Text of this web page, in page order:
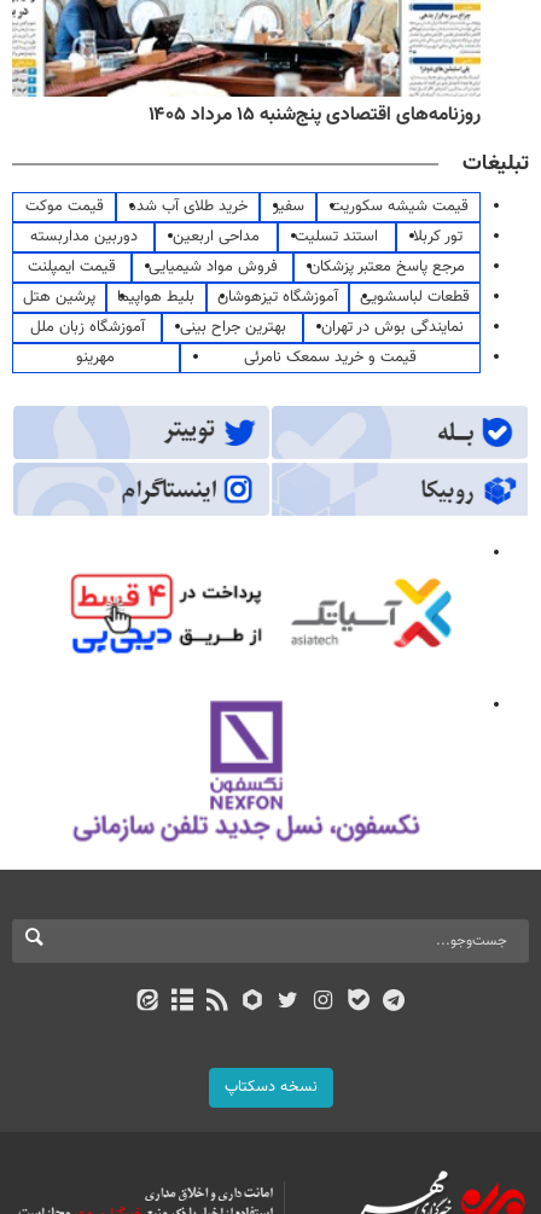
روزنامه‌های اقتصادی پنج‌شنبه ۱۵ مرداد ۱۴۰۵
تبلیغات
قیمت شیشه سکوریت سفیر خرید طلای آب شده
قیمت موکت
تور کربلا
استند تسلیت مداحی اربعین
دوربین مداربسته
مرجع پاسخ معتبر پزشکان
فروش مواد شیمیایی
قیمت ایمپلنت
قطعات لباسشویی
آموزشگاه تیزهوشان بلیط هواپیما
پرشین هتل
نمایندگی بوش در تهران
بهترین جراح بینی
آموزشگاه زبان ملل
قیمت و خرید سمعک نامرئی
مهرینو
نسخه دسکتاپ